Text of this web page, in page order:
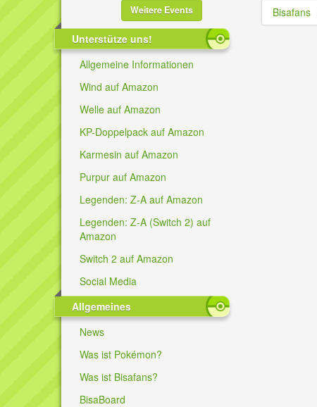
Weitere Events
Unterstütze uns!
Allgemeine Informationen
Wind auf Amazon
Welle auf Amazon
KP-Doppelpack auf Amazon
Karmesin auf Amazon
Purpur auf Amazon
Legenden: Z-A auf Amazon
Legenden: Z-A (Switch 2) auf
Amazon
Switch 2 auf Amazon
Social Media
Allgemeines
News
Was ist Pokémon?
Was ist Bisafans?
BisaBoard
Bisafans